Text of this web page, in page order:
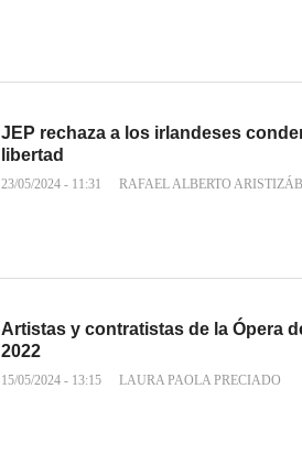
JEP rechaza a los irlandeses
libertad
23/05/2024 - 11:31 RAFAEL ALBERTO
Artistas y contratistas de la Ópera
2022
15/05/2024 - 13:15 LAURA PAOLA PRECIADO